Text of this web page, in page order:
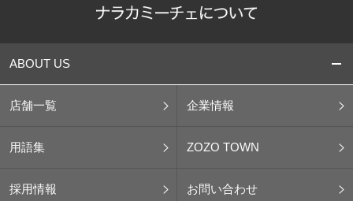
ABOUT US
店舗一覧 企業情報
用語集 ZOZO TOWN
採用情報 お問い合わせ